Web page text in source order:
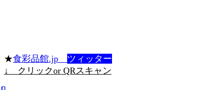
★食彩品館.jp ツィッター
↓ クリックor QRスキャン